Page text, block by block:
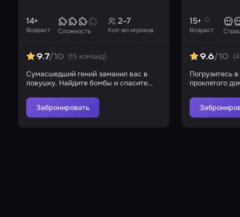
Возраст
14+
Сложность Кол-во игроков
2–7
9.7/10 (15 команд)
Сумасшедший гений заманил вас в
ловушку. Найдите бомбы и спасите
Забронировать
Возраст
15+
9.6/10
Погрузитесь
проклятого